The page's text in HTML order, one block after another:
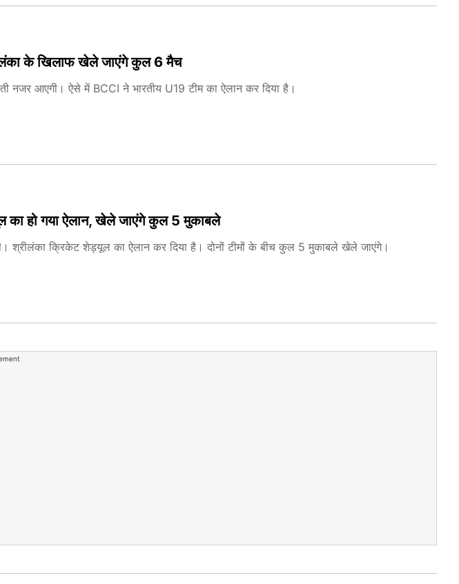
के खिलाफ खेले जाएंगे कुल 6 मैच
नजर आएगी। ऐसे में BCCI ने भारतीय U19 टीम का ऐलान कर दिया है।
का हो गया ऐलान, खेले जाएंगे कुल 5 मुकाबले
श्रीलंका क्रिकेट शेड्यूल का ऐलान कर दिया है। दोनों टीमों के बीच कुल 5 मुकाबले खेले जाएंगे।